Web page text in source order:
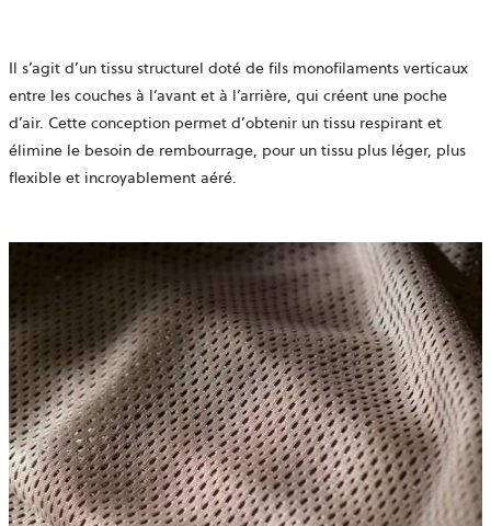
Il s’agit d’un tissu structurel doté de fils monofilaments verticaux
entre les couches à l’avant et à l’arrière, qui créent une poche
d’air. Cette conception permet d’obtenir un tissu respirant et
élimine le besoin de rembourrage, pour un tissu plus léger, plus
flexible et incroyablement aéré.